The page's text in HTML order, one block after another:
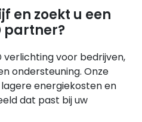
en zoekt u een
partner?
verlichting voor bedrijven,
ondersteuning. Onze
energiekosten en
dat past bij uw